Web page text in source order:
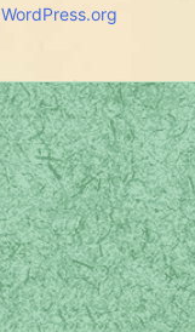
WordPress.org